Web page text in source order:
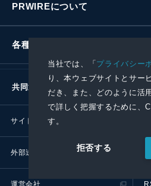
当社では、「プライバシー
り、本ウェブサイトとサー
だき、また、どのように活
で詳しく把握するために、
す。
拒否する
PRWIREについて
各種お問い合わせ
共同通信社グループ
サイトポリシー
外部送信ポリシー
運営会社